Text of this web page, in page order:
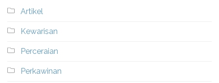
Artikel
Kewarisan
Perceraian
Perkawinan